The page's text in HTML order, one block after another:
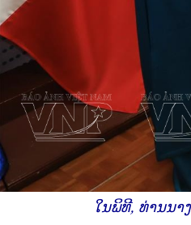
ໃນພິທີ, ທ່ານນາ